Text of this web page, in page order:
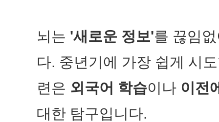
뇌는 '새로운 정보'를 끊임
다. 중년기에 가장 쉽게 시
련은 외국어 학습이나 이전
대한 탐구입니다.